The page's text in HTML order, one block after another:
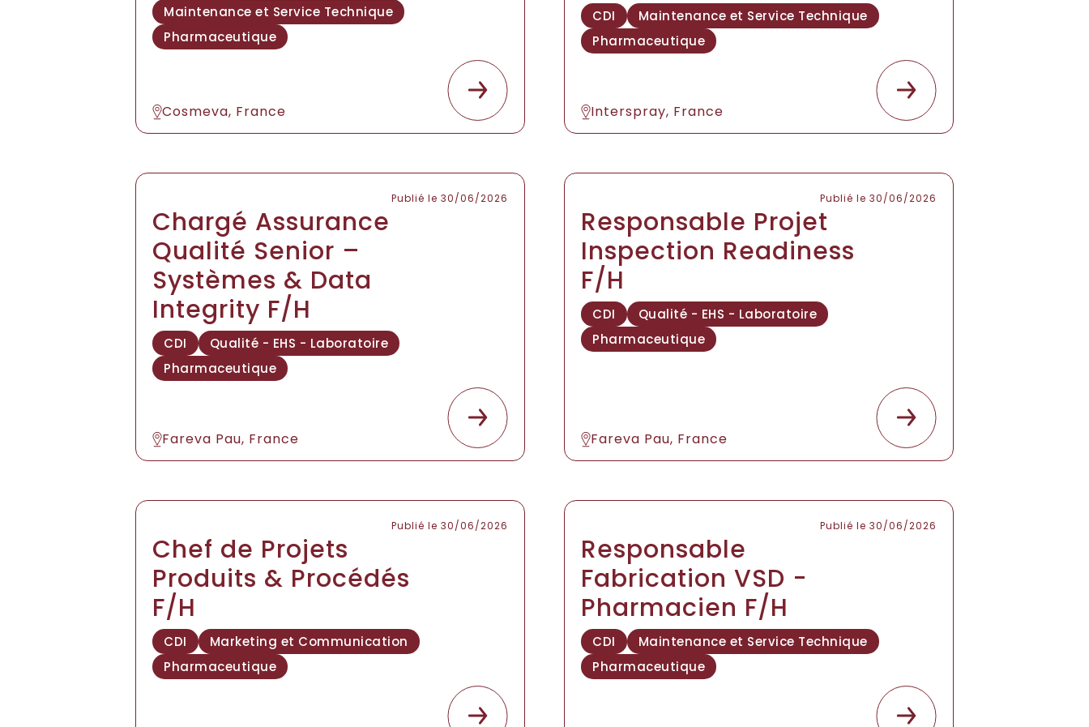
Maintenance et Service Technique
Pharmaceutique
Cosmeva, France
CDI
Maintenance et Service Technique
Pharmaceutique
Interspray, France
Publié le 30/06/2026
Chargé Assurance
Qualité Senior –
Systèmes & Data
Integrity F/H
CDI
Qualité - EHS - Laboratoire
Pharmaceutique
Fareva Pau, France
Publié le 30/06/2026
Responsable Projet
Inspection Readiness
F/H
CDI
Qualité - EHS - Laboratoire
Pharmaceutique
Fareva Pau, France
Publié le 30/06/2026
Chef de Projets
Produits & Procédés
F/H
CDI
Marketing et Communication
Pharmaceutique
Publié le 30/06/2026
Responsable
Fabrication VSD -
Pharmacien F/H
CDI
Maintenance et Service Technique
Pharmaceutique